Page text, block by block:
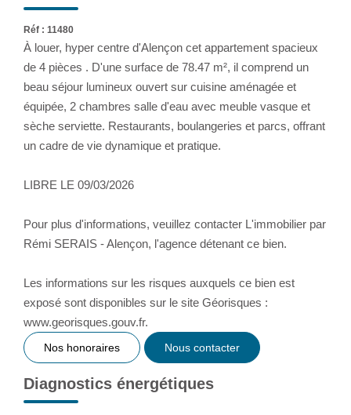
Réf : 11480
À louer, hyper centre d'Alençon cet appartement spacieux
de 4 pièces . D'une surface de 78.47 m², il comprend un
beau séjour lumineux ouvert sur cuisine aménagée et
équipée, 2 chambres salle d'eau avec meuble vasque et
sèche serviette. Restaurants, boulangeries et parcs, offrant
un cadre de vie dynamique et pratique.
LIBRE LE 09/03/2026
Pour plus d'informations, veuillez contacter L'immobilier par
Rémi SERAIS - Alençon, l'agence détenant ce bien.
Les informations sur les risques auxquels ce bien est
exposé sont disponibles sur le site Géorisques :
www.georisques.gouv.fr.
Nos honoraires Nous contacter
Diagnostics énergétiques